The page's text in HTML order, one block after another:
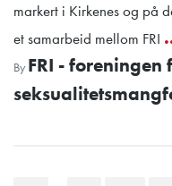
markert i Kirkenes og på
et samarbeid mellom FRI
By FRI -